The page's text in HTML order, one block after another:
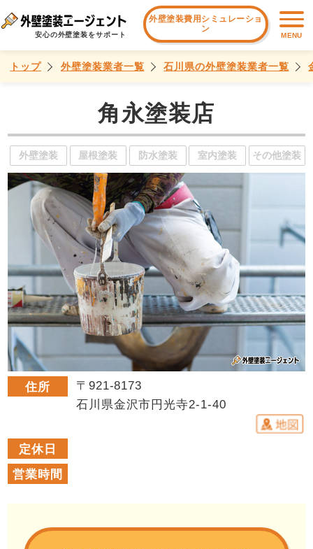
安心の外壁塗装をサポート
外壁塗装費用シミュレーショ
ン
MENU
トップ 外壁塗装業者一覧 石川県の外壁塗装業者一覧
角永塗装店
外壁塗装 屋根塗装 防水塗装 室内塗装 その他塗装
住所
〒921-8173
石川県金沢市円光寺2-1-40
定休日
営業時間